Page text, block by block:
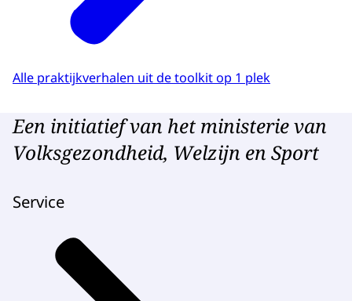
Alle praktijkverhalen uit de toolkit op 1 plek
Een initiatief van het ministerie van
Volksgezondheid, Welzijn en Sport
Service